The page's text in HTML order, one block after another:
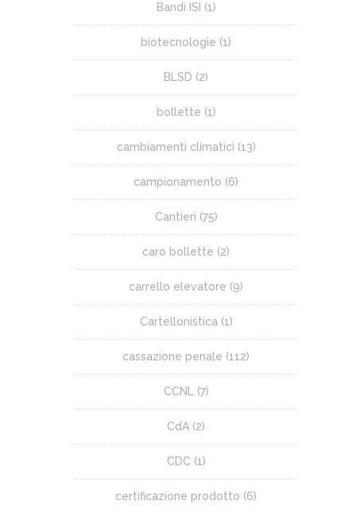
Bandi ISI (1)
biotecnologie (1)
BLSD (2)
bollette (1)
cambiamenti climatici (13)
campionamento (6)
Cantieri (75)
caro bollette (2)
carrello elevatore (9)
Cartellonistica (1)
cassazione penale (112)
CCNL (7)
CdA (2)
CDC (1)
certificazione prodotto (6)